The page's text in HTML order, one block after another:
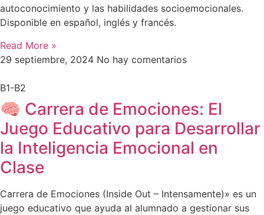
autoconocimiento y las habilidades socioemocionales.
Disponible en español, inglés y francés.
Read More »
29 septiembre, 2024 No hay comentarios
B1-B2
🧠 Carrera de Emociones: El
Juego Educativo para Desarrollar
la Inteligencia Emocional en
Clase
Carrera de Emociones (Inside Out – Intensamente)» es un
juego educativo que ayuda al alumnado a gestionar sus